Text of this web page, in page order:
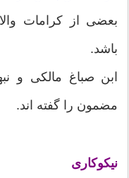
بعضی از کرامات
باشد.
ابن صباغ مالکی و
مضمون را گفته اند.
نیکوکاری